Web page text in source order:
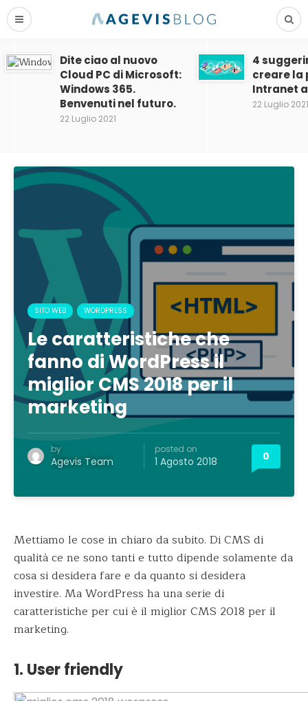
Dite ciao al nuovo
Cloud PC di Microsoft:
Windows 365.
Benvenuti nel futuro.
22 Luglio 2021
4
creare
Intranet
22 Luglio 2021
SITO WEB WORDPRESS
Le caratteristiche che
fanno di WordPress il
miglior CMS 2018 per il
marketing
by
Agevis Team
posted on
1 Agosto 2018 0
Mettiamo le cose in chiaro da subito. Di CMS di
qualità ce ne sono tanti e tutto dipende solamente da
cosa si desidera fare e da quanto si desidera
investire. Ma WordPress ha una serie di
caratteristiche per cui è il miglior CMS 2018 per il
marketing.
1. User friendly